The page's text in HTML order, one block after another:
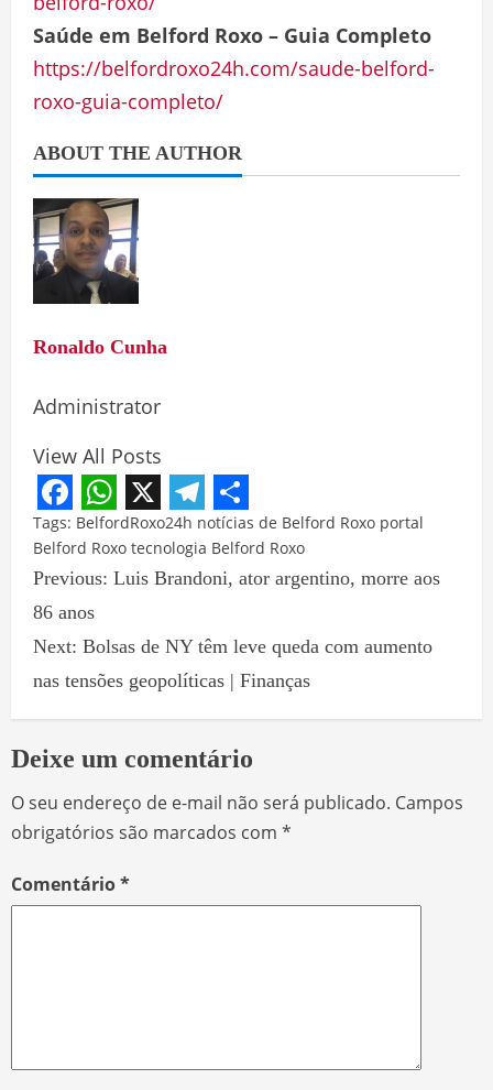
Saúde em Belford Roxo – Guia Completo
https://belfordroxo24h.com/saude-belford-
roxo-guia-completo/
ABOUT THE AUTHOR
Ronaldo Cunha
Administrator
View All Posts
Facebook
WhatsApp
X Telegram
Share
Tags: BelfordRoxo24h notícias de Belford Roxo portal
Belford Roxo tecnologia Belford Roxo
Previous: Luis Brandoni, ator argentino, morre aos
86 anos
Next: Bolsas de NY têm leve queda com aumento
nas tensões geopolíticas | Finanças
Deixe um comentário
O seu endereço de e-mail não será publicado. Campos
obrigatórios são marcados com *
Comentário*